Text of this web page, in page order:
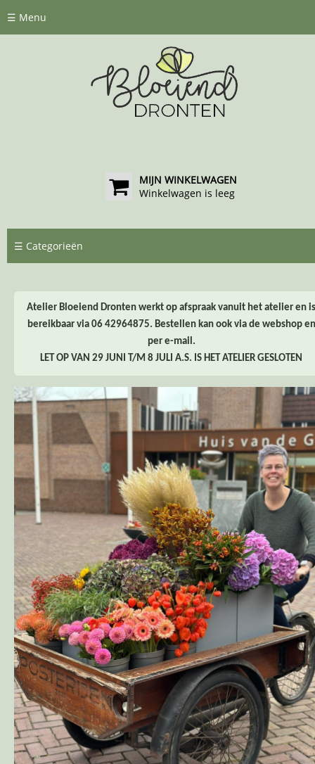
☰ Menu
MIJN WINKELWAGEN
Winkelwagen is leeg
☰ Categorieën
Atelier Bloeiend Dronten werkt op afspraak vanuit het atelier en
bereikbaar via 06 42964875. Bestellen kan ook via de webshop en
per e-mail.
LET OP VAN 29 JUNI T/M 8 JULI A.S. IS HET ATELIER GESLOTEN